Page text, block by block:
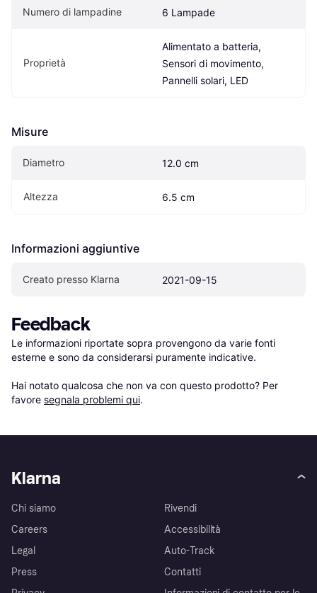
Numero di lampadine 6 Lampade
Proprietà
Alimentato a batteria,
Sensori di movimento,
Pannelli solari, LED
Misure
Diametro 12.0 cm
Altezza 6.5 cm
Informazioni aggiuntive
Creato presso Klarna 2021-09-15
Feedback
Le informazioni riportate sopra provengono da varie fonti
esterne e sono da considerarsi puramente indicative.
Hai notato qualcosa che non va con questo prodotto? Per
favore segnala problemi qui.
Klarna
Chi siamo
Careers
Legal
Press
Rivendi
Accessibilità
Auto-Track
Contatti